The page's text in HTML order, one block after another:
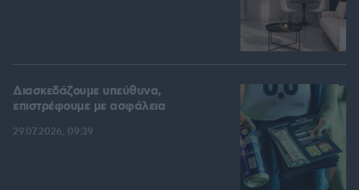
Διασκεδάζουμε υπεύθυνα,
επιστρέφουμε με ασφάλεια
29.07.2026, 09:39